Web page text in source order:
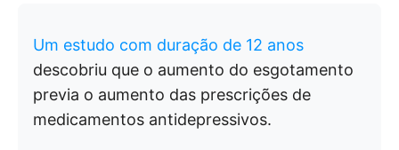
Um estudo com duração de 12 anos
descobriu que o aumento do esgotamento
previa o aumento das prescrições de
medicamentos antidepressivos.